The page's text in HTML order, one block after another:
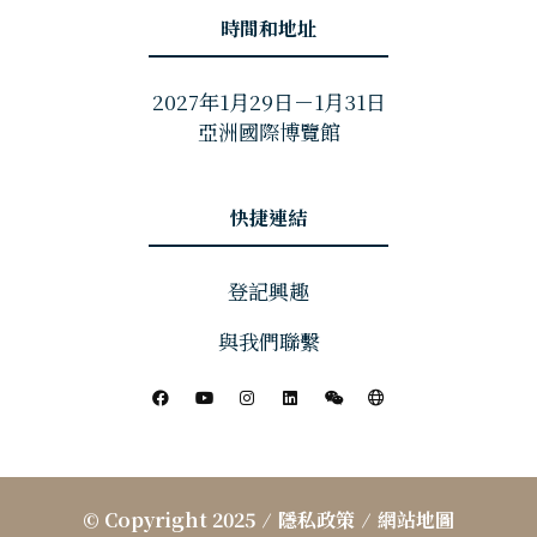
時間和地址
2027年1月29日－1月31日
亞洲國際博覽館
快捷連結
登記興趣
與我們聯繫
© Copyright 2025 隱私政策 網站地圖